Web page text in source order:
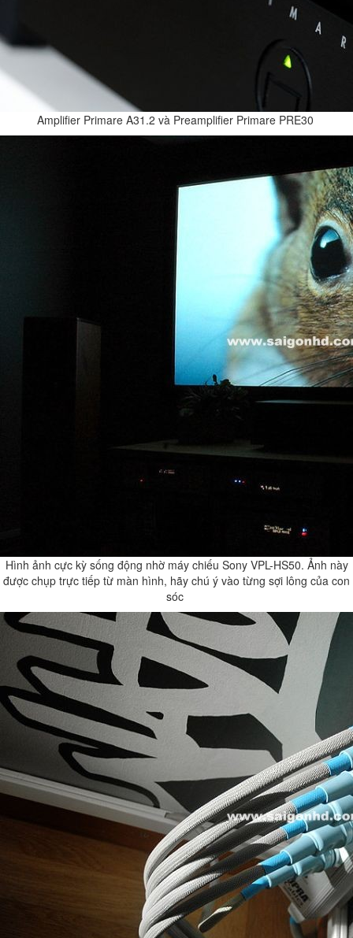
Amplifier Primare A31.2 và Preamplifier Primare PRE30
Hình ảnh cực kỳ sống động nhờ máy chiếu Sony VPL-HS50. Ảnh này
được chụp trực tiếp từ màn hình, hãy chú ý vào từng sợi lông của con
sóc